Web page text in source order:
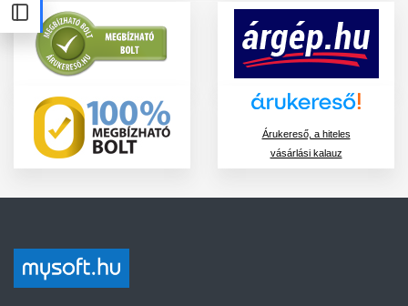
Árukereső, a hiteles
vásárlási kalauz